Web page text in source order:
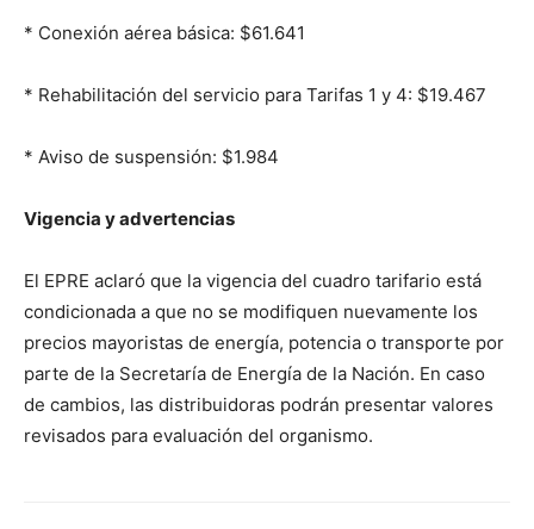
* Conexión aérea básica: $61.641
* Rehabilitación del servicio para Tarifas 1 y 4: $19.467
* Aviso de suspensión: $1.984
Vigencia y advertencias
El EPRE aclaró que la vigencia del cuadro tarifario está
condicionada a que no se modifiquen nuevamente los
precios mayoristas de energía, potencia o transporte por
parte de la Secretaría de Energía de la Nación. En caso
de cambios, las distribuidoras podrán presentar valores
revisados para evaluación del organismo.